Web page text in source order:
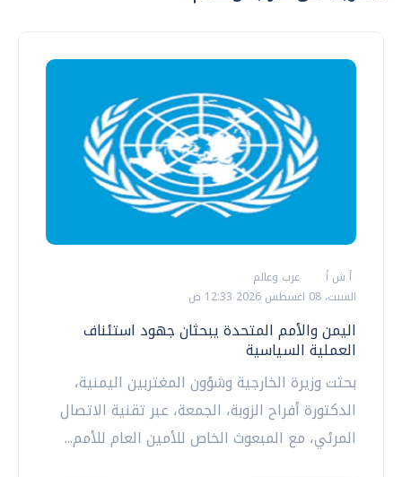
أ ش أ
عرب وعالم
السبت، 08 اغسطس 2026 12:33 ص
اليمن والأمم المتحدة يبحثان جهود استئناف
العملية السياسية
بحثت وزيرة الخارجية وشؤون المغتربين اليمنية،
الدكتورة أفراح الزوبة، الجمعة، عبر تقنية الاتصال
المرئي، مع المبعوث الخاص للأمين العام للأمم...